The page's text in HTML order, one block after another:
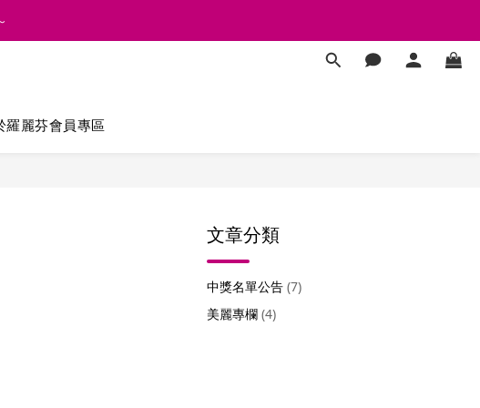
羅麗芬會員專區
文章分類
中獎名單公告 (7)
美麗專欄 (4)